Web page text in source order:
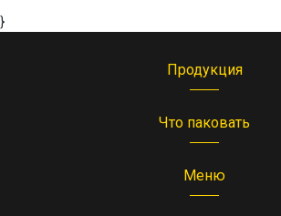
}
Продукция
Что паковать
Меню